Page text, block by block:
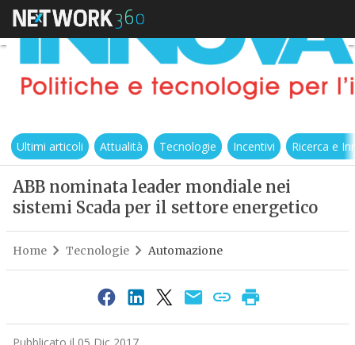
Ultimi articoli Attualità Tecnologie Incentivi Ricerca e
ABB nominata leader mondiale nei
sistemi Scada per il settore energetico
Home Tecnologie Automazione